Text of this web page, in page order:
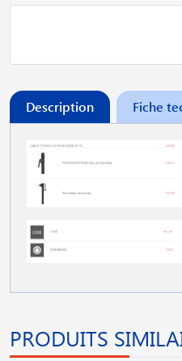
Description Fiche
PRODUITS